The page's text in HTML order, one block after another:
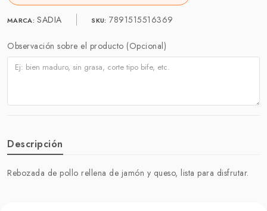
MARCA: SADIA SKU: 7891515516369
Observación sobre el producto (Opcional)
Descripción
Rebozada de pollo rellena de jamón y queso, lista para disfrutar.